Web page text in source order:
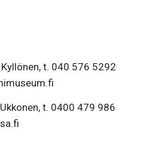
t. 040 576 5292
t. 0400 479 986